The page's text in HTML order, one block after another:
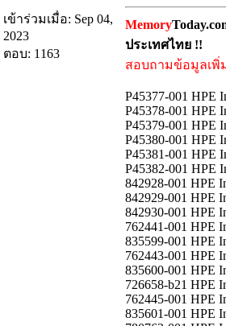
เข้าร่วมเมื่อ: Sep 04,
2023
ตอบ: 1163
Memory
ประเทศไทย !!
สอบถามข้อมูลเพิ่
P45377-001 HPE
P45378-001 HPE
P45379-001 HPE
P45380-001 HPE
P45381-001 HPE
P45382-001 HPE
842928-001 HPE
842929-001 HPE
842930-001 HPE
762441-001 HPE
835599-001 HPE
762443-001 HPE
835600-001 HPE
726658-b21 HPE
762445-001 HPE
835601-001 HPE